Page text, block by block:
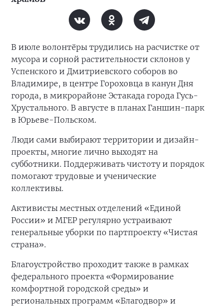
В июле волонтёры трудились на расчистке от
мусора и сорной растительности склонов у
Успенского и Дмитриевского соборов во
Владимире, в центре Гороховца в канун Дня
города, в микрорайоне Эстакада города Гусь-
Хрустального. В августе в планах Ганшин-парк
в Юрьеве-Польском.
Люди сами выбирают территории и дизайн-
проекты, многие лично выходят на
субботники. Поддерживать чистоту и порядок
помогают трудовые и ученические
коллективы.
Активисты местных отделений «Единой
России» и МГЕР регулярно устраивают
генеральные уборки по партпроекту «Чистая
страна».
Благоустройство проходит также в рамках
федерального проекта «Формирование
комфортной городской среды» и
региональных программ «Благодвор» и